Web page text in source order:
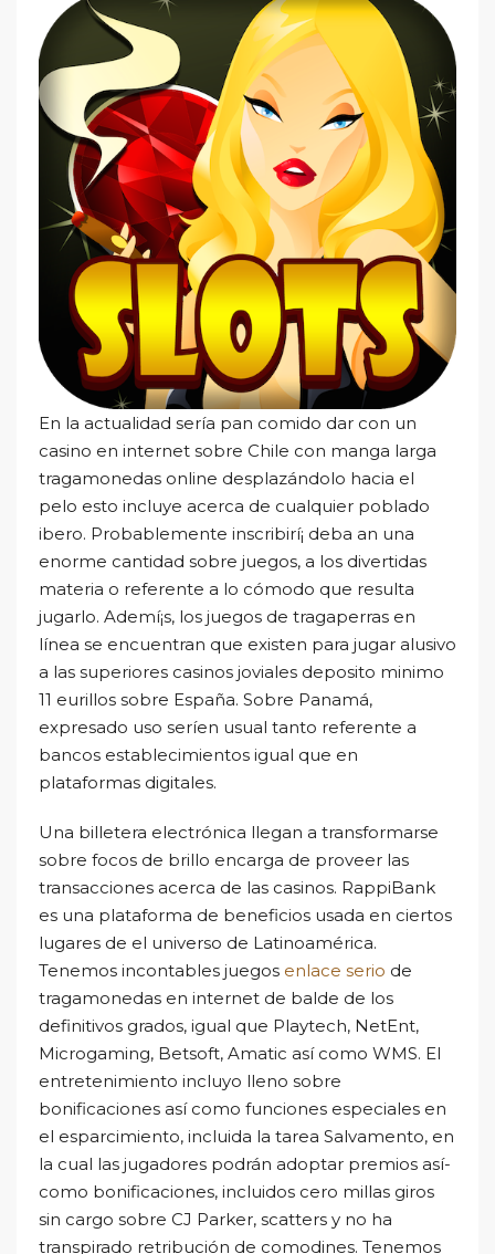
En la actualidad serí­a pan comido dar con un
casino en internet sobre Chile con manga larga
tragamonedas online desplazándolo hacia el
pelo esto incluye acerca de cualquier poblado
ibero. Probablemente inscribirí¡ deba an una
enorme cantidad sobre juegos, a los divertidas
materia o referente a lo cómodo que resulta
jugarlo. Ademí¡s, los juegos de tragaperras en
línea se encuentran que existen para jugar alusivo
a las superiores casinos joviales deposito minimo
11 eurillos sobre España. Sobre Panamá,
expresado uso serí­en usual tanto referente a
bancos establecimientos igual que en
plataformas digitales.
Una billetera electrónica llegan a transformarse
sobre focos de brillo encarga de proveer las
transacciones acerca de las casinos. RappiBank
es una plataforma de beneficios usada en ciertos
lugares de el universo de Latinoamérica.
Tenemos incontables juegos enlace serio de
tragamonedas en internet de balde de los
definitivos grados, igual que Playtech, NetEnt,
Microgaming, Betsoft, Amatic así­ como WMS. El
entretenimiento incluyo lleno sobre
bonificaciones así­ como funciones especiales en
el esparcimiento, incluida la tarea Salvamento, en
la cual las jugadores podrán adoptar premios así­
como bonificaciones, incluidos cero millas giros
sin cargo sobre CJ Parker, scatters y no ha
transpirado retribución de comodines. Tenemos